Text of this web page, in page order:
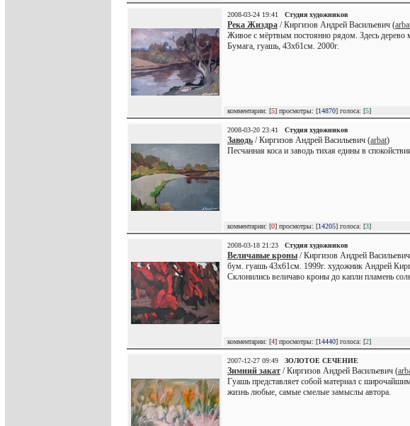
2008-03-24 19:41 Студия художников
Река Жиздра / Киргизов Андрей Васильевич (
Живое с мёртвым постоянно рядом. Здесь дерево
Бумага, гуашь, 43х61см. 2000г.
комментарии: [5] просмотры: [14870] голоса: [5]
2008-03-20 23:41 Студия художников
Заводь / Киргизов Андрей Васильевич (arbat)
Песчанная коса и заводь тихая едины в
комментарии: [0] просмотры: [14205] голоса: [3]
2008-03-18 21:23 Студия художников
Величавые кроны / Киргизов Андрей
бум. гуашь 43х61см. 1999г. художник Андрей
Склонились величаво кроны до капли пламень
комментарии: [4] просмотры: [14440] голоса: [2]
2007-12-27 09:49 ЗОЛОТОЕ СЕЧЕНИЕ
Зимний закат / Киргизов Андрей Васильевич (
Гуашь представляет собой материал с
жизнь любые, самые смелые замыслы автора.